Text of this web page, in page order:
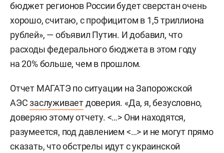
бюджет регионов России будет сверстан очень
хорошо, считаю, с профицитом в 1,5 триллиона
рублей», — объявил Путин. И добавил, что
расходы федерального бюджета в этом году
на 20% больше, чем в прошлом.
Отчет МАГАТЭ по ситуации на Запорожской
АЭСзаслуживаетдоверия. «Да, я, безусловно,
доверяю этому отчету. <…> Они находятся,
разумеется, под давлением <…> и не могут прямо
сказать, что обстрелы идут с украинской